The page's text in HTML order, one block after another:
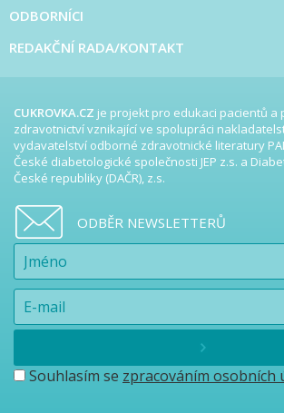
ODBORNÍCI
REDAKČNÍ RADA/KONTAKT
CUKROVKA.CZ je projekt pro edukaci pacientů a
zdravotnictví vznikající ve spolupráci
vydavatelství odborné zdravotnické literatury
České diabetologické společnosti JEP z.s. a
České republiky (DAČR), z.s.
ODBĚR NEWSLETTERŮ
Souhlasím se zpracováním osobních